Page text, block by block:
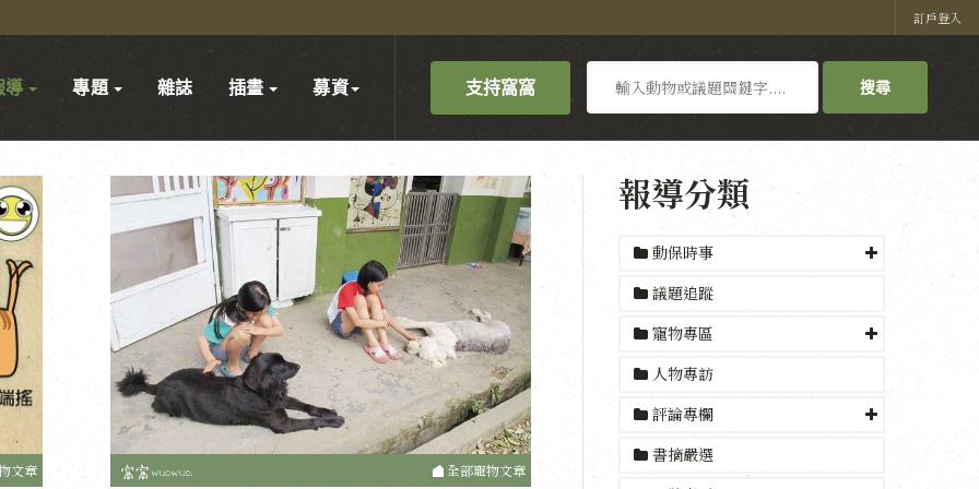
訂戶登入
支持窩窩
尋
搜尋
導 專題 雜誌 插畫 募資
文章 全部寵物文章
報導分類
動保時事
議題追蹤
寵物專區
人物專訪
評論專欄
書摘嚴選